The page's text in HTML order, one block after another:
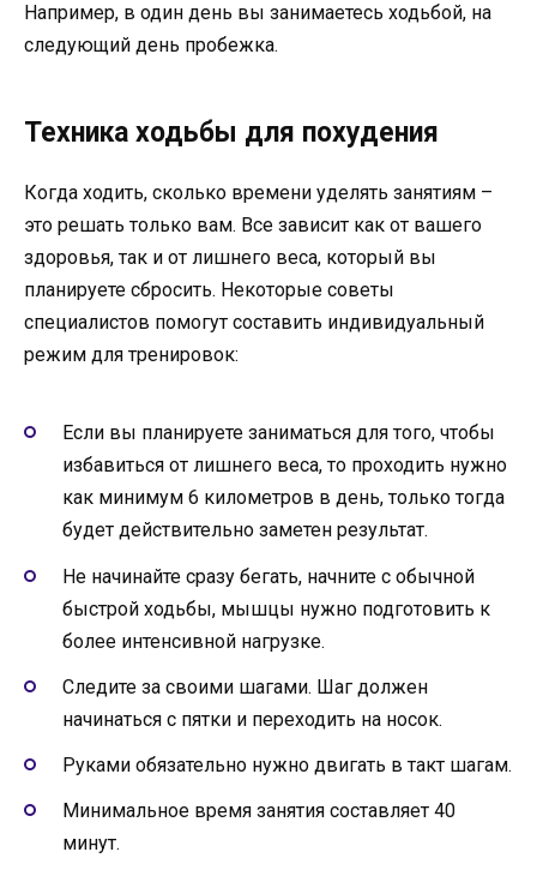
Например, в один день вы занимаетесь ходьбой, на
следующий день пробежка.
Техника ходьбы для похудения
Когда ходить, сколько времени уделять занятиям –
это решать только вам. Все зависит как от вашего
здоровья, так и от лишнего веса, который вы
планируете сбросить. Некоторые советы
специалистов помогут составить индивидуальный
режим для тренировок:
Если вы планируете заниматься для того, чтобы
избавиться от лишнего веса, то проходить нужно
как минимум 6 километров в день, только тогда
будет действительно заметен результат.
Не начинайте сразу бегать, начните с обычной
быстрой ходьбы, мышцы нужно подготовить к
более интенсивной нагрузке.
Следите за своими шагами. Шаг должен
начинаться с пятки и переходить на носок.
Руками обязательно нужно двигать в такт шагам.
Минимальное время занятия составляет 40
минут.